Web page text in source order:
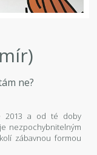
ne?
2013 a od té doby
nezpochybnitelným
zábavnou formou